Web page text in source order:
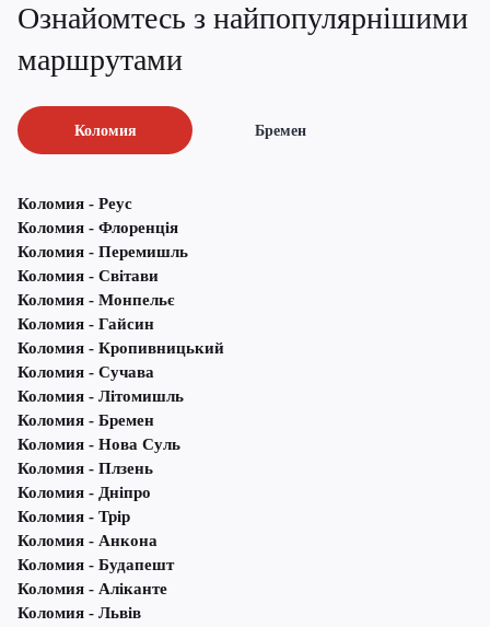
Ознайомтесь з найпопулярнішими
маршрутами
Коломия Бремен
Коломия - Реус
Коломия - Флоренція
Коломия - Перемишль
Коломия - Світави
Коломия - Монпельє
Коломия - Гайсин
Коломия - Кропивницький
Коломия - Сучава
Коломия - Літомишль
Коломия - Бремен
Коломия - Нова Суль
Коломия - Плзень
Коломия - Дніпро
Коломия - Трір
Коломия - Анкона
Коломия - Будапешт
Коломия - Аліканте
Коломия - Львів